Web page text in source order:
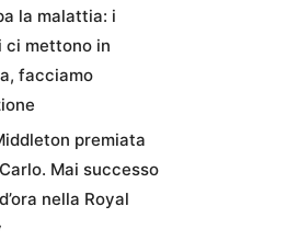
la malattia: i
ci mettono in
facciamo
premiata
Mai successo
nella Royal